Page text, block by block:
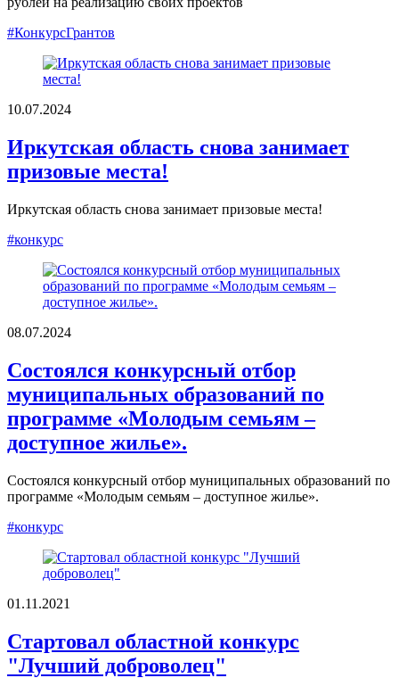
#КонкурсГрантов
10.07.2024
Иркутская область снова занимает
призовые места!
Иркутская область снова занимает призовые места!
#конкурс
08.07.2024
Состоялся конкурсный отбор
муниципальных образований по
программе «Молодым семьям –
доступное жилье».
Состоялся конкурсный отбор муниципальных образований по
программе «Молодым семьям – доступное жилье».
#конкурс
01.11.2021
Стартовал областной конкурс
"Лучший доброволец"